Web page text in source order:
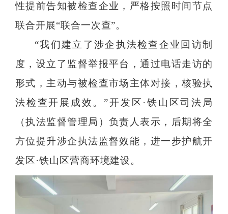
性提前告知被检查企业，严格按照时间节点
联合开展“联合一次查”。
“我们建立了涉企执法检查企业回访制
度，设立了监督举报平台，通过电话走访的
形式，主动与被检查市场主体对接，核验执
法检查开展成效。”开发区·铁山区司法局
（执法监督管理局）负责人表示，后期将全
方位提升涉企执法监督效能，进一步护航开
发区·铁山区营商环境建设。